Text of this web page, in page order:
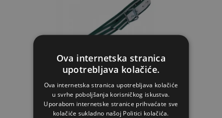
Ogrlica za velike ovce i ovnove, 85 x 4 cm
Ova internetska stranica
upotrebljava kolačiće.
Ova internetska stranica upotrebljava kolačiće
u svrhe poboljšanja korisničkog iskustva.
Uporabom internetske stranice prihvaćate sve
kolačiće sukladno našoj Politici kolačića.